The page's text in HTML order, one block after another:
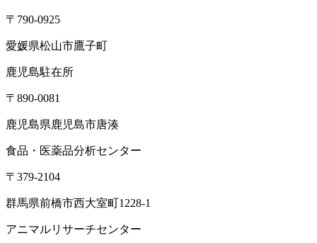
〒790-0925
愛媛県松山市鷹子町
鹿児島駐在所
〒890-0081
鹿児島県鹿児島市唐湊
食品・医薬品分析センター
〒379-2104
群馬県前橋市西大室町1228-1
アニマルリサーチセンター